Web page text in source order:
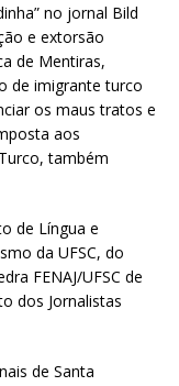
no jornal Bild
e extorsão
de Mentiras,
de imigrante turco
os maus tratos e
aos
também
de Língua e
da UFSC, do
FENAJ/UFSC de
dos Jornalistas
de Santa